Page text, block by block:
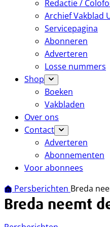
Redactie /
Archief Vakblad
Servicepagina
Abonneren
Adverteren
Losse nummers
Shop
Boeken
Vakbladen
Over ons
Contact
Adverteren
Abonnementen
Voor abonnees
Persberichten Breda
Breda neemt